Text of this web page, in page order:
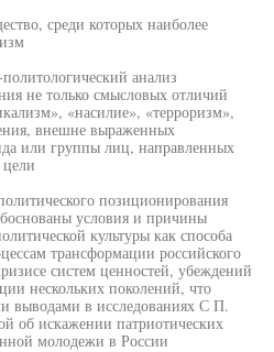
среди которых наиболее
анализ
не только смысловых отличий
«насилие», «терроризм»,
внешне выраженных
или группы лиц, направленных
позиционирования
условия и причины
культуры как способа
трансформации российского
систем ценностей, убеждений
нескольких поколений, что
выводами в исследованиях С П.
об искажении патриотических
молодежи в России